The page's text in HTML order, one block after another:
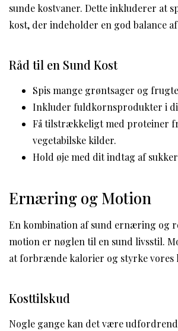
sunde kostvaner. Dette inkluderer at
kost, der indeholder en god balance
Råd til en Sund Kost
Spis mange grøntsager og
Inkluder fuldkornsprodukter i
Få tilstrækkeligt med proteiner
vegetabilske kilder.
Hold øje med dit indtag af
Ernæring og Motion
En kombination af sund ernæring og
motion er nøglen til en sund livsstil.
at forbrænde kalorier og styrke vores
Kosttilskud
Nogle gange kan det være